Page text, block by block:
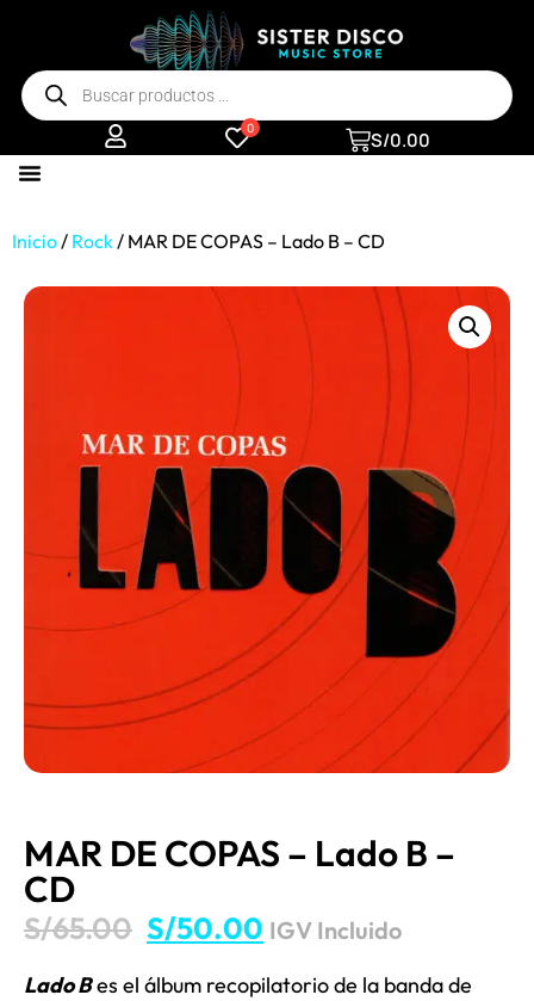
0 S/0.00
Inicio/ Rock/ MAR DE COPAS – Lado B – CD
MAR DE COPAS – Lado B –
CD
S/65.00 S/50.00 IGV Incluido
Lado Bes el álbum recopilatorio de la banda de